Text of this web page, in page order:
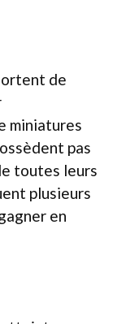
de
miniatures
pas
toutes leurs
plusieurs
en